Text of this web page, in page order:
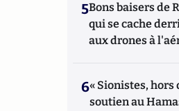
5Bons baisers de
qui se cache
aux drones à
6« Sionistes, hors
soutien au